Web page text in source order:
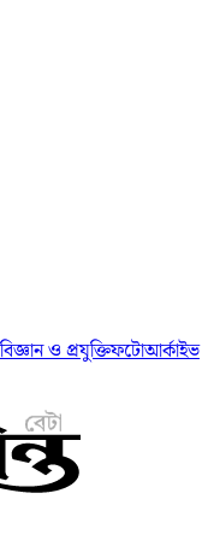
বিজ্ঞান ও প্রযুক্তিফটোআর্কাইভ